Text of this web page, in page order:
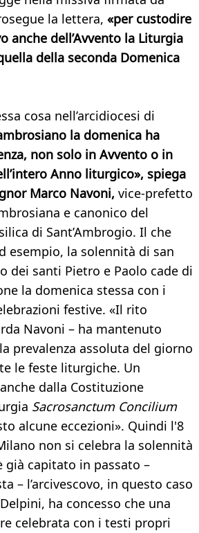
la lettera, «per custodire
anche dell’Avvento la Liturgia
della seconda Domenica
cosa nell’arcidiocesi di
la domenica ha
non solo in Avvento o in
Anno liturgico», spiega
Marco Navoni, vice-prefetto
e canonico del
di Sant’Ambrogio. Il che
esempio, la solennità di san
dei santi Pietro e Paolo cade di
la domenica stessa con i
festive. «Il rito
Navoni – ha mantenuto
prevalenza assoluta del giorno
le feste liturgiche. Un
dalla Costituzione
Sacrosanctum Concilium
alcune eccezioni». Quindi l'8
non si celebra la solennità
già capitato in passato –
– l’arcivescovo, in questo caso
ha concesso che una
celebrata con i testi propri